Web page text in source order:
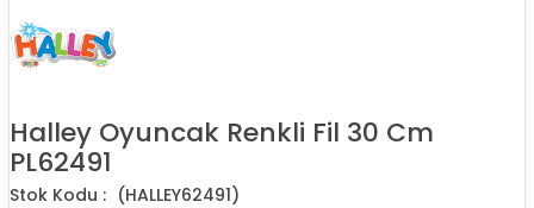
Halley Oyuncak Renkli Fil 30 Cm
PL62491
(HALLEY62491)